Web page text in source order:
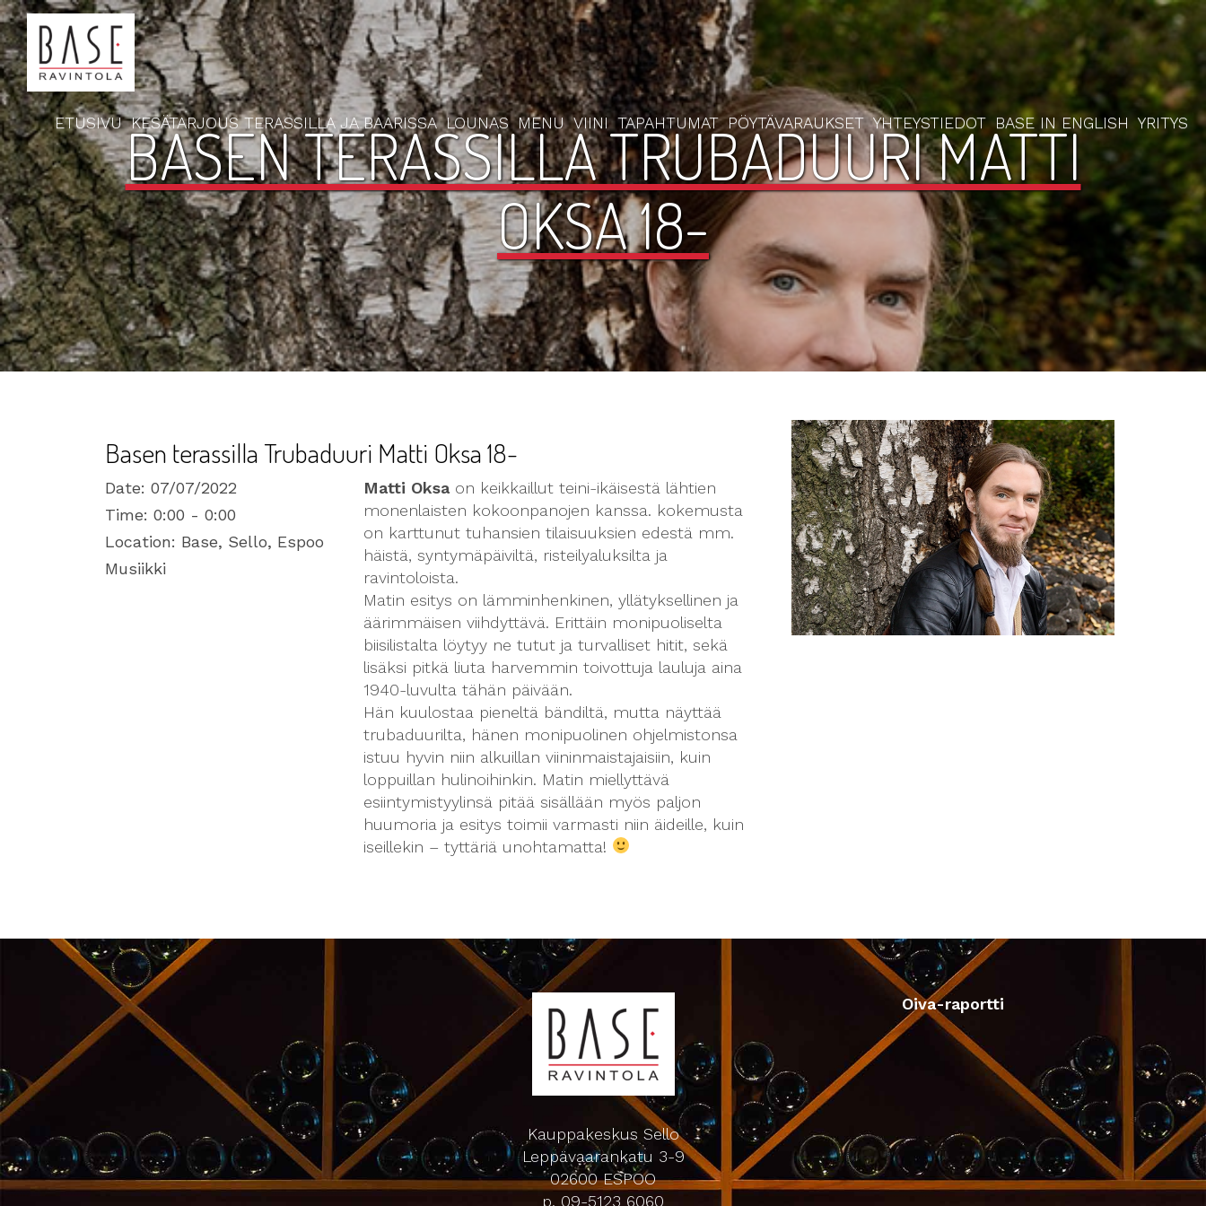
ETUSIVU KESÄTARJOUS TERASSILLA JA BAARISSA LOUNAS MENU VIINI TAPAHTUMAT PÖYTÄVARAUKSET YHTEYSTIEDOT BASE IN ENGLISH YRITYS
BASEN TERASSILLA TRUBADUURI MATTI
OKSA 18-
Basen terassilla Trubaduuri Matti Oksa 18-
Date: 07/07/2022
Time: 0:00 - 0:00
Location: Base, Sello, Espoo
Musiikki
Matti Oksaon keikkaillut teini-ikäisestä lähtien
monenlaisten kokoonpanojen kanssa. kokemusta
on karttunut tuhansien tilaisuuksien edestä mm.
häistä, syntymäpäiviltä, risteilyaluksilta ja
ravintoloista.
Matin esitys on lämminhenkinen, yllätyksellinen ja
äärimmäisen viihdyttävä. Erittäin monipuoliselta
biisilistalta löytyy ne tutut ja turvalliset hitit, sekä
lisäksi pitkä liuta harvemmin toivottuja lauluja aina
1940-luvulta tähän päivään.
Hän kuulostaa pieneltä bändiltä, mutta näyttää
trubaduurilta, hänen monipuolinen ohjelmistonsa
istuu hyvin niin alkuillan viininmaistajaisiin, kuin
loppuillan hulinoihinkin. Matin miellyttävä
esiintymistyylinsä pitää sisällään myös paljon
huumoria ja esitys toimii varmasti niin äideille, kuin
iseillekin – tyttäriä unohtamatta!
Kauppakeskus Sello
Leppävaarankatu 3-9
02600 ESPOO
p. 09-5123 6060
Oiva-raportti